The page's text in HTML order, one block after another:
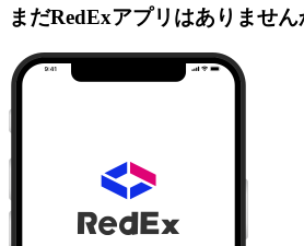
まだRedExアプリはありません